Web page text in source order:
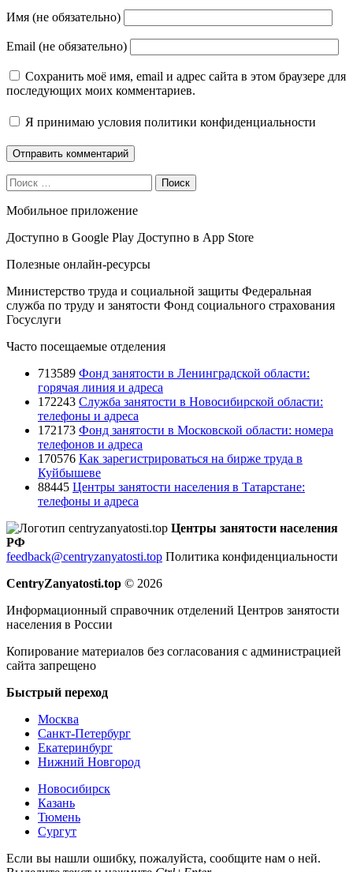
Имя (не обязательно)
Email (не обязательно)
Сохранить моё имя, email и адрес сайта в этом браузере для
последующих моих комментариев.
Я принимаю условия политики конфиденциальности
Поиск
Мобильное приложение
Доступно в Google Play Доступно в App Store
Полезные онлайн-ресурсы
Министерство труда и социальной защиты Федеральная
служба по труду и занятости Фонд социального страхования
Госуслуги
Часто посещаемые отделения
713589 Фонд занятости в Ленинградской области:
горячая линия и адреса
172243 Служба занятости в Новосибирской области:
телефоны и адреса
172173 Фонд занятости в Московской области: номера
телефонов и адреса
170576 Как зарегистрироваться на бирже труда в
Куйбышеве
88445 Центры занятости населения в Татарстане:
телефоны и адреса
Центры занятости населения
РФ
feedback@centryzanyatosti.top Политика конфиденциальности
CentryZanyatosti.top © 2026
Информационный справочник отделений Центров занятости
населения в России
Копирование материалов без согласования с администрацией
сайта запрещено
Быстрый переход
Москва
Санкт-Петербург
Екатеринбург
Нижний Новгород
Новосибирск
Казань
Тюмень
Сургут
Если вы нашли ошибку, пожалуйста, сообщите нам о ней.